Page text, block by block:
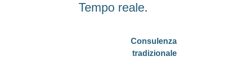
Tempo reale.
Consulenza
tradizionale